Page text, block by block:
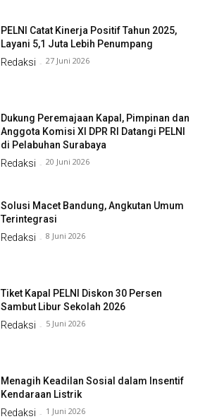
PELNI Catat Kinerja Positif Tahun 2025,
Layani 5,1 Juta Lebih Penumpang
Redaksi - 27 Juni 2026
Dukung Peremajaan Kapal, Pimpinan dan
Anggota Komisi XI DPR RI Datangi PELNI
di Pelabuhan Surabaya
Redaksi - 20 Juni 2026
Solusi Macet Bandung, Angkutan Umum
Terintegrasi
Redaksi - 8 Juni 2026
Tiket Kapal PELNI Diskon 30 Persen
Sambut Libur Sekolah 2026
Redaksi - 5 Juni 2026
Menagih Keadilan Sosial dalam Insentif
Kendaraan Listrik
Redaksi - 1 Juni 2026